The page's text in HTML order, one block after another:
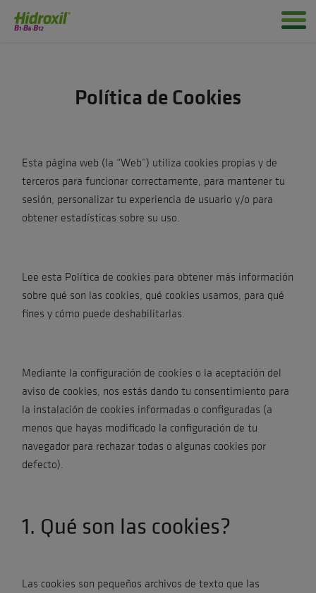
Política de Cookies
Esta página web (la “Web”) utiliza cookies propias y de
terceros para funcionar correctamente, para mantener tu
sesión, personalizar tu experiencia de usuario y/o para
obtener estadísticas sobre su uso.
Lee esta Política de cookies para obtener más información
sobre qué son las cookies, qué cookies usamos, para qué
fines y cómo puede deshabilitarlas.
Mediante la configuración de cookies o la aceptación del
aviso de cookies, nos estás dando tu consentimiento para
la instalación de cookies informadas o configuradas (a
menos que hayas modificado la configuración de tu
navegador para rechazar todas o algunas cookies por
defecto).
1. Qué son las cookies?
Las cookies son pequeños archivos de texto que las